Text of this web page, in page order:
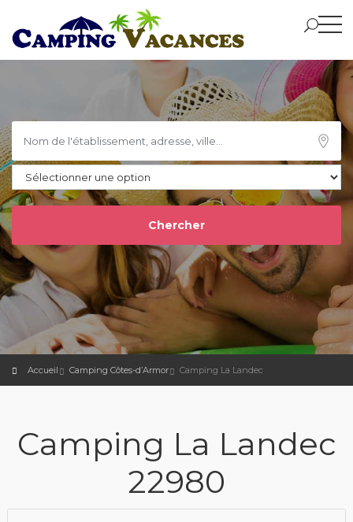
Accueil Camping Côtes-d’Armor Camping La Landec
Camping La Landec
22980